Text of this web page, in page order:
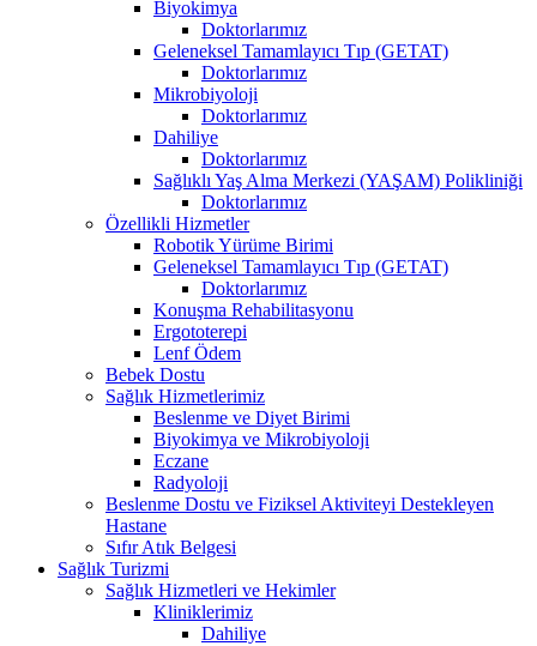
Biyokimya
Doktorlarımız
Geleneksel Tamamlayıcı Tıp (GETAT)
Doktorlarımız
Mikrobiyoloji
Doktorlarımız
Dahiliye
Doktorlarımız
Sağlıklı Yaş Alma Merkezi (YAŞAM) Polikliniği
Doktorlarımız
Özellikli Hizmetler
Robotik Yürüme Birimi
Geleneksel Tamamlayıcı Tıp (GETAT)
Doktorlarımız
Konuşma Rehabilitasyonu
Ergototerepi
Lenf Ödem
Bebek Dostu
Sağlık Hizmetlerimiz
Beslenme ve Diyet Birimi
Biyokimya ve Mikrobiyoloji
Eczane
Radyoloji
Beslenme Dostu ve Fiziksel Aktiviteyi Destekleyen
Hastane
Sıfır Atık Belgesi
Sağlık Turizmi
Sağlık Hizmetleri ve Hekimler
Kliniklerimiz
Dahiliye